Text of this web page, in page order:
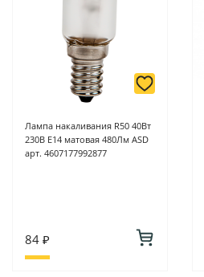
Лампа накаливания R50 40Вт
230В Е14 матовая 480Лм ASD
арт. 4607177992877
84 ₽